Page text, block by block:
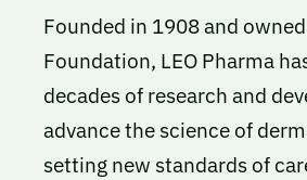
Founded in 1908 and
Foundation, LEO Pharma
decades of research and
advance the science of
setting new standards of